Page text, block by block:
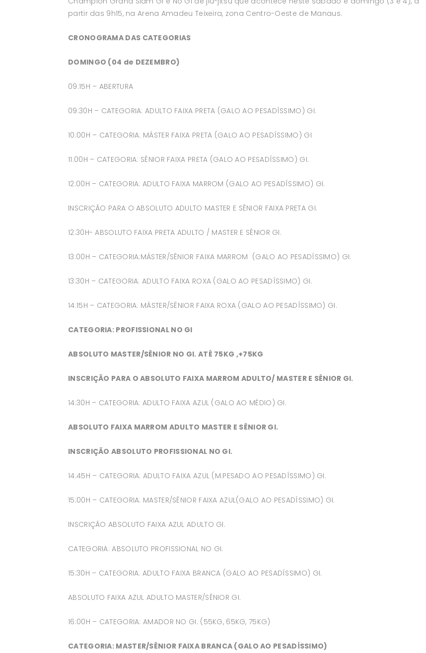
partir das 9h15, na Arena Amadeu Teixeira, zona Centro-Oeste de Manaus.
CRONOGRAMA DAS CATEGORIAS
DOMINGO (04 de DEZEMBRO)
09:15H – ABERTURA
09:30H – CATEGORIA: ADULTO FAIXA PRETA (GALO AO PESADÍSSIMO) GI.
10:00H – CATEGORIA: MÁSTER FAIXA PRETA (GALO AO PESADÍSSIMO) GI
11:00H – CATEGORIA: SÊNIOR FAIXA PRETA (GALO AO PESADÍSSIMO) GI.
12:00H – CATEGORIA: ADULTO FAIXA MARROM (GALO AO PESADÍSSIMO) GI.
INSCRIÇÃO PARA O ABSOLUTO ADULTO MASTER E SÊNIOR FAIXA PRETA GI.
12:30H- ABSOLUTO FAIXA PRETA ADULTO / MASTER E SÊNIOR GI.
13:00H – CATEGORIA:MÁSTER/SÊNIOR FAIXA MARROM (GALO AO PESADÍSSIMO) GI.
13:30H – CATEGORIA: ADULTO FAIXA ROXA (GALO AO PESADÍSSIMO) GI.
14:15H – CATEGORIA: MÁSTER/SÊNIOR FAIXA ROXA (GALO AO PESADÍSSIMO) GI.
CATEGORIA: PROFISSIONAL NO GI
ABSOLUTO MASTER/SÊNIOR NO GI. ATÉ 75KG ,+75KG
INSCRIÇÃO PARA O ABSOLUTO FAIXA MARROM ADULTO/ MASTER E SÊNIOR GI.
14:30H – CATEGORIA: ADULTO FAIXA AZUL (GALO AO MÉDIO) GI.
ABSOLUTO FAIXA MARROM ADULTO MASTER E SÊNIOR GI.
INSCRIÇÃO ABSOLUTO PROFISSIONAL NO GI.
14:45H – CATEGORIA: ADULTO FAIXA AZUL (M.PESADO AO PESADÍSSIMO) GI.
15:00H – CATEGORIA: MASTER/SÊNIOR FAIXA AZUL(GALO AO PESADÍSSIMO) GI.
INSCRIÇÃO ABSOLUTO FAIXA AZUL ADULTO GI.
CATEGORIA: ABSOLUTO PROFISSIONAL NO GI.
15:30H – CATEGORIA: ADULTO FAIXA BRANCA (GALO AO PESADÍSSIMO) GI.
ABSOLUTO FAIXA AZUL ADULTO MASTER/SÊNIOR GI.
16:00H – CATEGORIA: AMADOR NO GI. (55KG, 65KG, 75KG)
CATEGORIA: MASTER/SÊNIOR FAIXA BRANCA (GALO AO PESADÍSSIMO)